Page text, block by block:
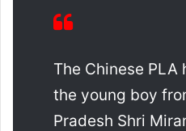
The Chinese PLA
the young boy
Pradesh Shri